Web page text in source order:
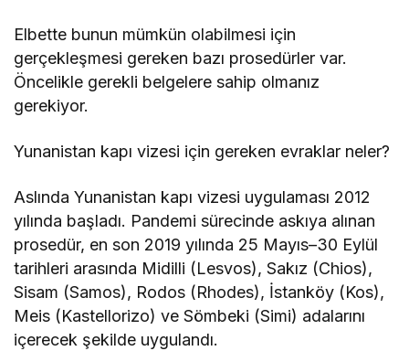
Elbette bunun mümkün olabilmesi için
gerçekleşmesi gereken bazı prosedürler var.
Öncelikle gerekli belgelere sahip olmanız
gerekiyor.
Yunanistan kapı vizesi için gereken evraklar neler?
Aslında Yunanistan kapı vizesi uygulaması 2012
yılında başladı. Pandemi sürecinde askıya alınan
prosedür, en son 2019 yılında 25 Mayıs–30 Eylül
tarihleri arasında Midilli (Lesvos), Sakız (Chios),
Sisam (Samos), Rodos (Rhodes), İstanköy (Kos),
Meis (Kastellorizo) ve Sömbeki (Simi) adalarını
içerecek şekilde uygulandı.